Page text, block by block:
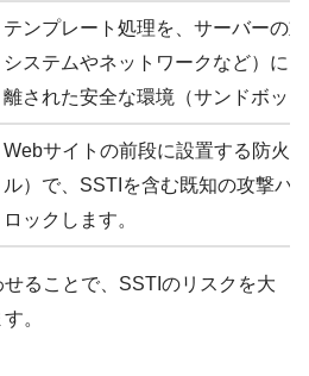
テンプレート処理を、サーバーの
システムやネットワークなど）に
離された安全な環境（サンドボッ
Webサイトの前段に設置する防火
ル）で、SSTIを含む既知の攻撃パ
ロックします。
ることで、SSTIのリスクを大
。